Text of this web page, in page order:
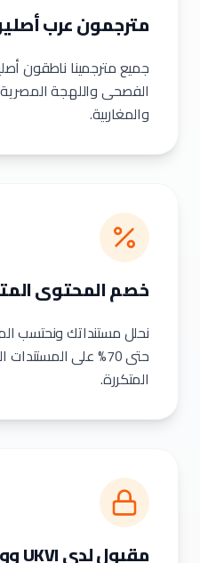
مترجمون عرب
جميع مترجمينا ناطقون
الفصحى واللهجة المصرية
والمغاربية.
خصم المحتوى
نحلل مستنداتك ونحتسب
حتى 70% على
المتكررة.
مقبول لدى UKVI ووزارة الداخلية